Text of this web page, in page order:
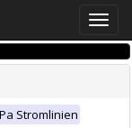
Toggle
Stromlinien